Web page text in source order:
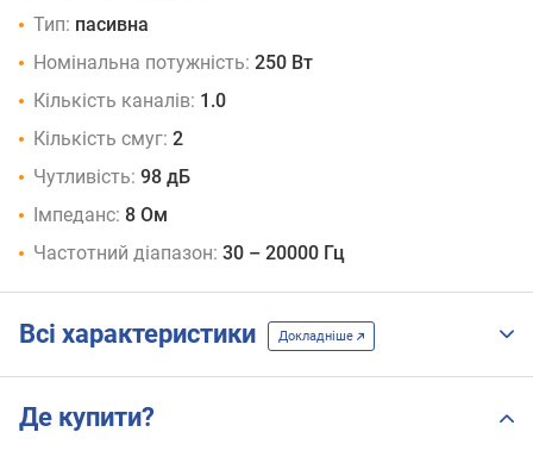
Тип: пасивна
Номінальна потужність: 250 Вт
Кількість каналів: 1.0
Кількість смуг: 2
Чутливість: 98 дБ
Імпеданс: 8 Ом
Частотний діапазон: 30 – 20000 Гц
Всі характеристики Докладніше
Де купити?